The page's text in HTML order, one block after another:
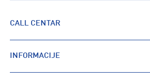
CALL CENTAR
INFORMACIJE